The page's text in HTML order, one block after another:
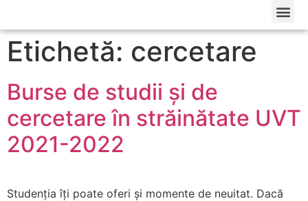
Etichetă: cercetare
Burse de studii și de
cercetare în străinătate UVT
2021-2022
Studenția îți poate oferi și momente de neuitat. Dacă